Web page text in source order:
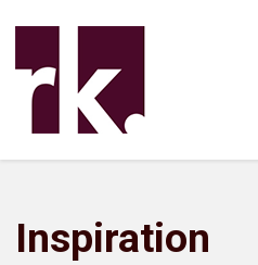
Inspiration